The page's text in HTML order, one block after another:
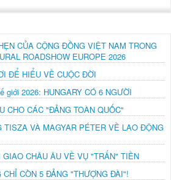
CỦA CỘNG ĐỒNG VIỆT NAM TRONG
ROADSHOW EUROPE 2026
ĐỂ HIỂU VỀ CUỘC ĐỜI
giới 2026: HUNGARY CÓ 6 NGƯỜI
CHO CÁC "ĐẢNG TOÀN QUỐC"
TISZA VÀ MAGYAR PÉTER VỀ LAO ĐỘNG
CHÂU ÂU VỀ VỤ "TRẤN" TIỀN
CÒN 5 ĐẢNG "THƯỢNG ĐÀI"!